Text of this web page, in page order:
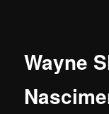
Wayne